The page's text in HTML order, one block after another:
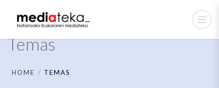
Temas
HOME TEMAS